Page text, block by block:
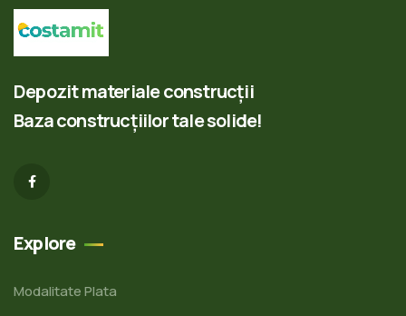
Depozit materiale construcții
Baza construcțiilor tale solide!
Explore
Modalitate Plata